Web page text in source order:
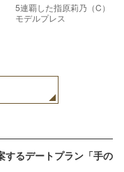
5連覇した指原莉乃（C）
モデルプレス
するデートプラン「手の